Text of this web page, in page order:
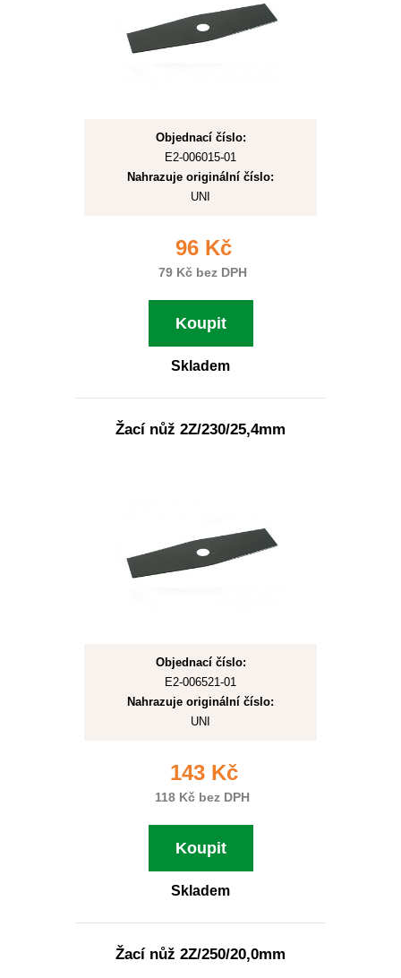
Objednací číslo:
E2-006015-01
Nahrazuje originální číslo:
UNI
96 Kč
79 Kč bez DPH
Koupit
Skladem
Žací nůž 2Z/230/25,4mm
Objednací číslo:
E2-006521-01
Nahrazuje originální číslo:
UNI
143 Kč
118 Kč bez DPH
Koupit
Skladem
Žací nůž 2Z/250/20,0mm